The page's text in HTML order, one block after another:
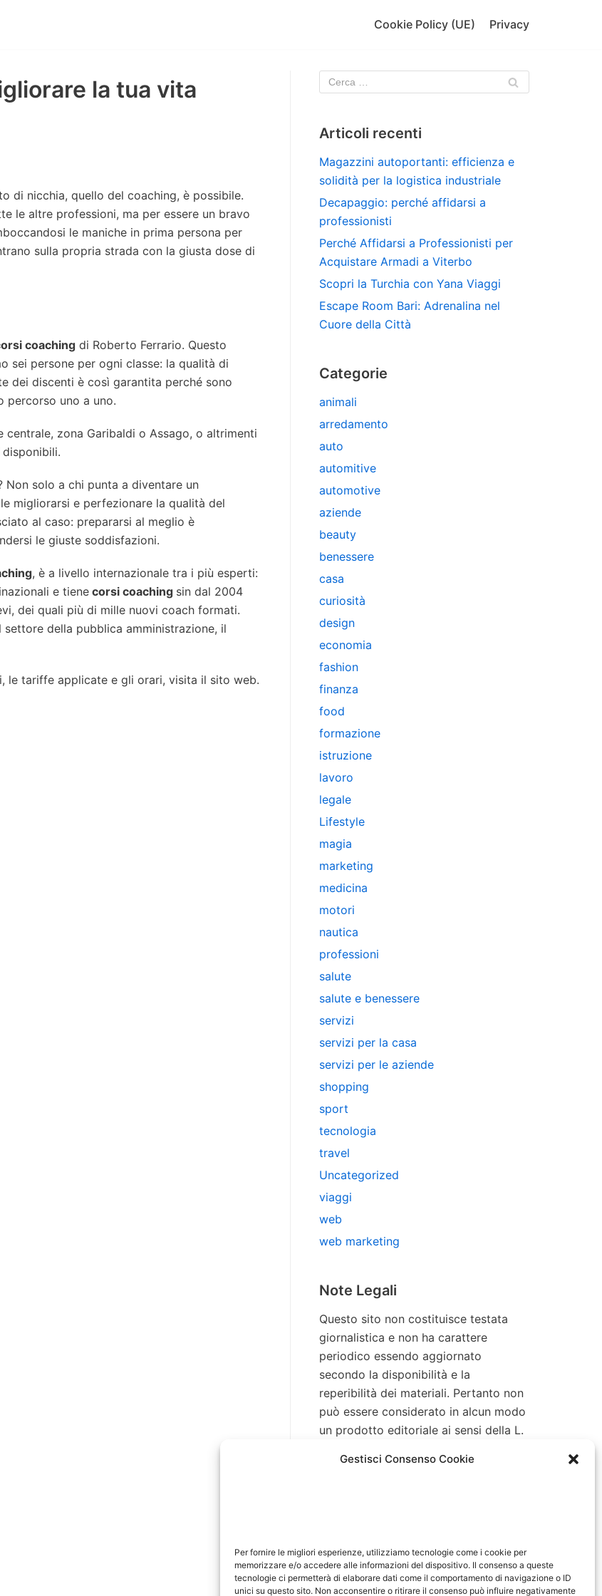
Gestisci Consenso Cookie
Per fornire le migliori esperienze, utilizziamo tecnologie come i cookie per
memorizzare e/o accedere alle informazioni del dispositivo. Il consenso a queste
tecnologie ci permetterà di elaborare dati come il comportamento di navigazione o ID
unici su questo sito. Non acconsentire o ritirare il consenso può influire negativamente
Cookie Policy (UE) Privacy
la tua vita
di nicchia, quello del coaching, è possibile.
le altre professioni, ma per essere un bravo
le maniche in prima persona per
sulla propria strada con la giusta dose di
coaching di Roberto Ferrario. Questo
sei persone per ogni classe: la qualità di
dei discenti è così garantita perché sono
percorso uno a uno.
zona Garibaldi o Assago, o altrimenti
Non solo a chi punta a diventare un
migliorarsi e perfezionare la qualità del
al caso: prepararsi al meglio è
le giuste soddisfazioni.
, è a livello internazionale tra i più esperti:
e tienecorsi coaching sin dal 2004
dei quali più di mille nuovi coach formati.
della pubblica amministrazione, il
le tariffe applicate e gli orari, visita il sito web.
Articoli recenti
Magazzini autoportanti: efficienza e
solidità per la logistica industriale
Decapaggio: perché affidarsi a
professionisti
Perché Affidarsi a Professionisti per
Acquistare Armadi a Viterbo
Scopri la Turchia con Yana Viaggi
Escape Room Bari: Adrenalina nel
Cuore della Città
Categorie
animali
arredamento
auto
automitive
automotive
aziende
beauty
benessere
casa
curiosità
design
economia
fashion
finanza
food
formazione
istruzione
lavoro
legale
Lifestyle
magia
marketing
medicina
motori
nautica
professioni
salute
salute e benessere
servizi
servizi per la casa
servizi per le aziende
shopping
sport
tecnologia
travel
Uncategorized
viaggi
web
web marketing
Note Legali
Questo sito non costituisce testata
giornalistica e non ha carattere
periodico essendo aggiornato
secondo la disponibilità e la
reperibilità dei materiali. Pertanto non
può essere considerato in alcun modo
un prodotto editoriale ai sensi della L.
riportati appartengono ai legittimi
rispettivi titolari o marchi registrati
d’altre società e sono stati utilizzati a